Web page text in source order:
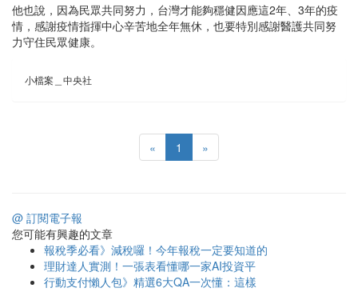
他也說，因為民眾共同努力，台灣才能夠穩健因應這2年、3年的疫
情，感謝疫情指揮中心辛苦地全年無休，也要特別感謝醫護共同努
力守住民眾健康。
小檔案＿中央社
« 1 »
@ 訂閱電子報
您可能有興趣的文章
報稅季必看》減稅囉！今年報稅一定要知道的
理財達人實測！一張表看懂哪一家AI投資平
行動支付懶人包》精選6大QA一次懂：這樣